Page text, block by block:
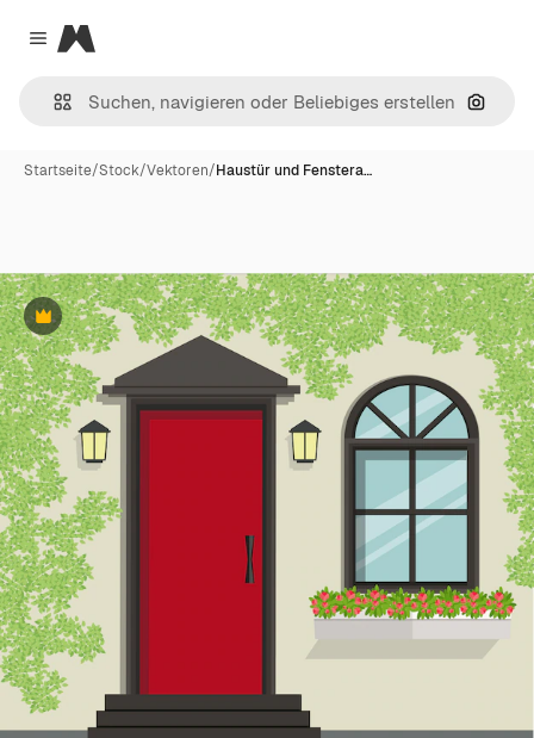
Close menu
Magnific
Nach
Startseite/Stock/Vektoren/Haustür und Fenstera…
Premium